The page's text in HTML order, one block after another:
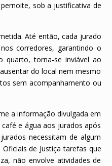
sob a justificativa de
Até então, cada jurado
corredores, garantindo o
quarto, torna-se inviável ao
do local nem mesmo
sem acompanhamento ou
a informação divulgada em
e água aos jurados após
necessitam de algum
de Justiça tarefas que
não envolve atividades de